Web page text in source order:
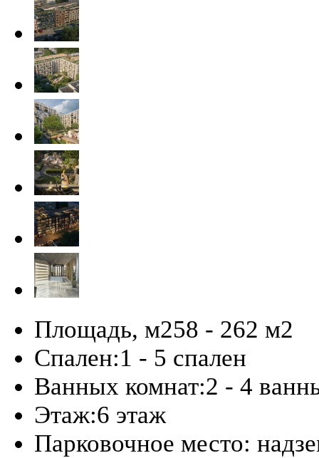
Площадь, м258 - 262 м2
Спален:1 - 5 спален
Ванных комнат:2 - 4
Этаж:6 этаж
Парковочное место: